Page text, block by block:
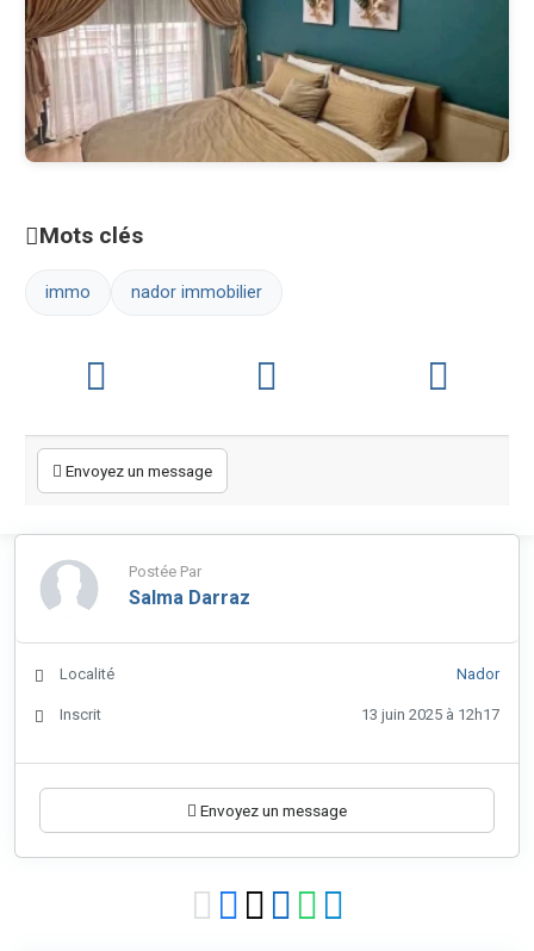
Mots clés
immo nador immobilier
Envoyez un message
Postée Par
Salma Darraz
Localité Nador
Inscrit 13 juin 2025 à 12h17
Envoyez un message